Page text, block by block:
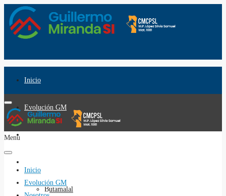
Inicio
Evolución GM
Butamalal
Menu
Inicio
Evolución GM